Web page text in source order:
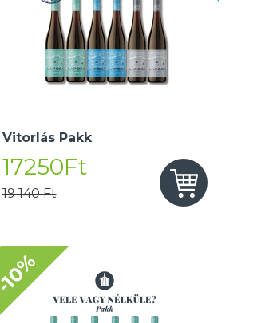
Vitorlás Pakk
17250Ft
19 140 Ft
-10%